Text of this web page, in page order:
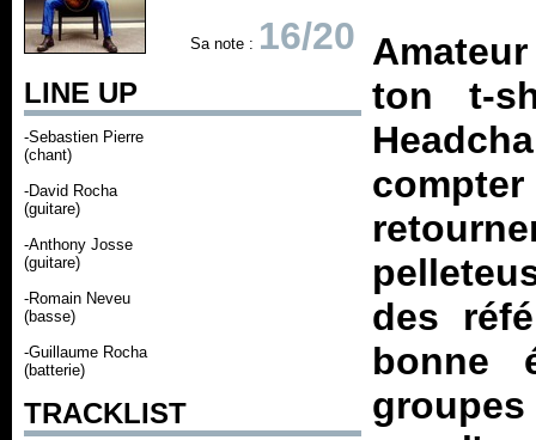
Sa note : 16/20
LINE UP
-Sebastien Pierre
(chant)
-David Rocha
(guitare)
-Anthony Josse
(guitare)
-Romain Neveu
(basse)
-Guillaume Rocha
(batterie)
TRACKLIST
ton t-
des
bonne